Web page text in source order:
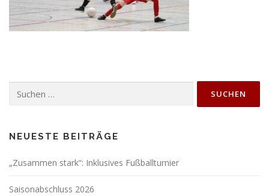
nach:
NEUESTE BEITRÄGE
„Zusammen stark“: Inklusives Fußballturnier
Saisonabschluss 2026